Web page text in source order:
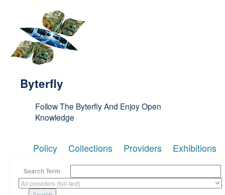
Byterfly
Follow The Byterfly And Enjoy Open
Knowledge
Policy Collections Providers Exhibitions
Search Term